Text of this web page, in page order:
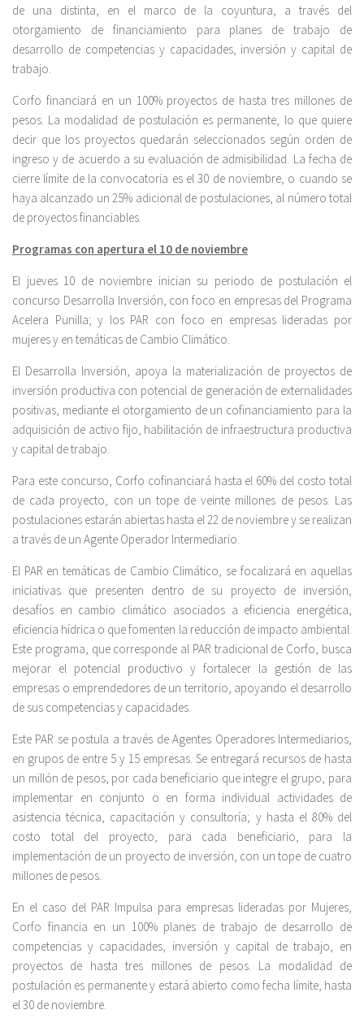
de una distinta, en el marco de la coyuntura, a través del
otorgamiento de financiamiento para planes de trabajo de
desarrollo de competencias y capacidades, inversión y capital de
trabajo.
Corfo financiará en un 100% proyectos de hasta tres millones de
pesos. La modalidad de postulación es permanente, lo que quiere
decir que los proyectos quedarán seleccionados según orden de
ingreso y de acuerdo a su evaluación de admisibilidad. La fecha de
cierre límite de la convocatoria es el 30 de noviembre, o cuando se
haya alcanzado un 25% adicional de postulaciones, al número total
de proyectos financiables.
Programas con apertura el 10 de noviembre
El jueves 10 de noviembre inician su periodo de postulación el
concurso Desarrolla Inversión, con foco en empresas del Programa
Acelera Punilla; y los PAR con foco en empresas lideradas por
mujeres y en temáticas de Cambio Climático.
El Desarrolla Inversión, apoya la materialización de proyectos de
inversión productiva con potencial de generación de externalidades
positivas, mediante el otorgamiento de un cofinanciamiento para la
adquisición de activo fijo, habilitación de infraestructura productiva
y capital de trabajo.
Para este concurso, Corfo cofinanciará hasta el 60% del costo total
de cada proyecto, con un tope de veinte millones de pesos. Las
postulaciones estarán abiertas hasta el 22 de noviembre y se realizan
a través de un Agente Operador Intermediario.
El PAR en temáticas de Cambio Climático, se focalizará en aquellas
iniciativas que presenten dentro de su proyecto de inversión,
desafíos en cambio climático asociados a eficiencia energética,
eficiencia hídrica o que fomenten la reducción de impacto ambiental.
Este programa, que corresponde al PAR tradicional de Corfo, busca
mejorar el potencial productivo y fortalecer la gestión de las
empresas o emprendedores de un territorio, apoyando el desarrollo
de sus competencias y capacidades.
Este PAR se postula a través de Agentes Operadores Intermediarios,
en grupos de entre 5 y 15 empresas. Se entregará recursos de hasta
un millón de pesos, por cada beneficiario que integre el grupo, para
implementar en conjunto o en forma individual actividades de
asistencia técnica, capacitación y consultoría; y hasta el 80% del
costo total del proyecto, para cada beneficiario, para la
implementación de un proyecto de inversión, con un tope de cuatro
millones de pesos.
En el caso del PAR Impulsa para empresas lideradas por Mujeres,
Corfo financia en un 100% planes de trabajo de desarrollo de
competencias y capacidades, inversión y capital de trabajo, en
proyectos de hasta tres millones de pesos. La modalidad de
postulación es permanente y estará abierto como fecha límite, hasta
el 30 de noviembre.